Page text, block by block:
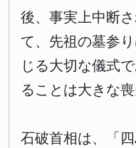
後、事実上中断
て、先祖の墓参
じる大切な儀式
ることは大きな
石破首相は、「